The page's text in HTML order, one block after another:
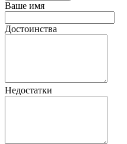
Ваше имя
Достоинства
Недостатки